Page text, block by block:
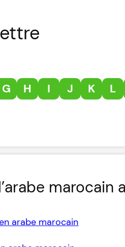
G H I J K L
marocain
arabe marocain